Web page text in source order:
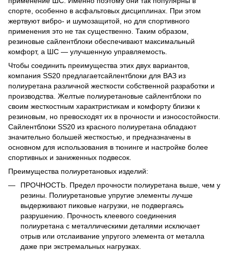
спорте, особенно в асфальтовых дисциплинах. При этом
жертвуют вибро- и шумозащитой, но для спортивного
применения это не так существенно. Таким образом,
резиновые сайлентблоки обеспечивают максимальный
комфорт, а ШС — улучшенную управляемость.
Чтобы соединить преимущества этих двух вариантов,
компания SS20 предлагаетсайлентблоки для ВАЗ из
полиуретана различной жесткости собственной разработки и
производства. Желтые полиуретановые сайлентблоки по
своим жесткостным характристикам и комфорту близки к
резиновым, но превосходят их в прочности и износостойкости.
Сайлентблоки SS20 из красного полиуретана обладают
значительно большей жесткостью, и предназначены в
основном для использования в тюнинге и настройке более
спортивных и заниженных подвесок.
Преимущества полиуретановых изделий:
ПРОЧНОСТЬ. Предел прочности полиуретана выше, чем у
резины. Полиуретановые упругие элементы лучше
выдерживают пиковые нагрузки, не подвергаясь
разрушению. Прочность клеевого соединения
полиуретана с металлическими деталями исключает
отрыв или отслаивание упругого элемента от металла
даже при экстремальных нагрузках.